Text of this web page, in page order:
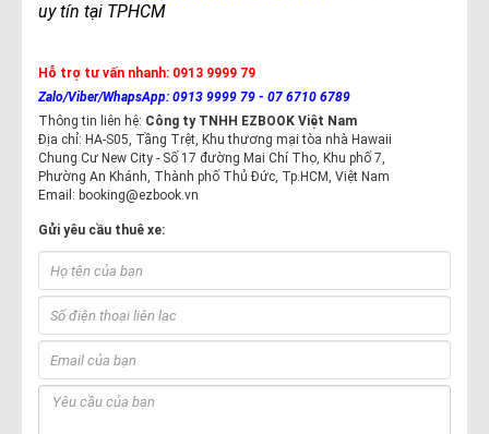
uy tín tại TPHCM
Hỗ trợ tư vấn nhanh: 0913 9999 79
Zalo/Viber/WhapsApp: 0913 9999 79 - 07 6710 6789
Thông tin liên hệ: Công ty TNHH EZBOOK Việt Nam
Địa chỉ: HA-S05, Tầng Trệt, Khu thương mại tòa nhà Hawaii
Chung Cư New City - Số 17 đường Mai Chí Thọ, Khu phố 7,
Phường An Khánh, Thành phố Thủ Đức, Tp.HCM, Việt Nam
Email: booking@ezbook.vn
Gửi yêu cầu thuê xe: